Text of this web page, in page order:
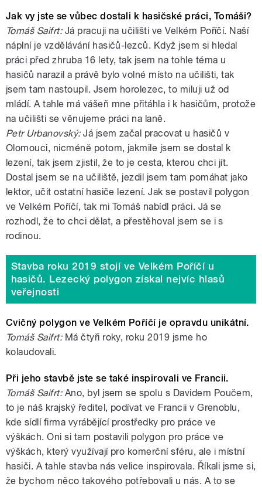
Jak vy jste se vůbec dostali k hasičské práci, Tomáši?
Tomáš Saifrt:Já pracuji na učilišti ve Velkém Poříčí. Naší
náplní je vzdělávání hasičů-lezců. Když jsem si hledal
práci před zhruba 16 lety, tak jsem na tohle téma u
hasičů narazil a právě bylo volné místo na učilišti, tak
jsem tam nastoupil. Jsem horolezec, to miluji už od
mládí. A tahle má vášeň mne přitáhla i k hasičům, protože
na učilišti se věnujeme práci na laně.
Petr Urbanovský:Já jsem začal pracovat u hasičů v
Olomouci, nicméně potom, jakmile jsem se dostal k
lezení, tak jsem zjistil, že to je cesta, kterou chci jít.
Dostal jsem se na učiliště, jezdil jsem tam pomáhat jako
lektor, učit ostatní hasiče lezení. Jak se postavil polygon
ve Velkém Poříčí, tak mi Tomáš nabídl práci. Já se
rozhodl, že to chci dělat, a přestěhoval jsem se i s
rodinou.
Stavba roku 2019 stojí ve Velkém Poříčí u
hasičů. Lezecký polygon získal nejvíc hlasů
veřejnosti
Cvičný polygon ve Velkém Poříčí je opravdu unikátní.
Tomáš Saifrt:Má čtyři roky, roku 2019 jsme ho
kolaudovali.
Při jeho stavbě jste se také inspirovali ve Francii.
Tomáš Saifrt:Ano, byl jsem se spolu s Davidem Poučem,
to je náš krajský ředitel, podívat ve Francii v Grenoblu,
kde sídlí firma vyrábějící prostředky pro práce ve
výškách. Oni si tam postavili polygon pro práce ve
výškách, který využívají pro komerční sféru, ale i místní
hasiči. A tahle stavba nás velice inspirovala. Říkali jsme si,
že bychom něco takového potřebovali u nás. A to se